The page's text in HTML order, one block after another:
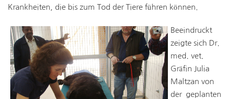
Krankheiten, die bis zum Tod der Tiere führen können.
Beeindruckt
zeigte sich Dr.
med. vet.
Gräfin Julia
Maltzan von
der geplanten